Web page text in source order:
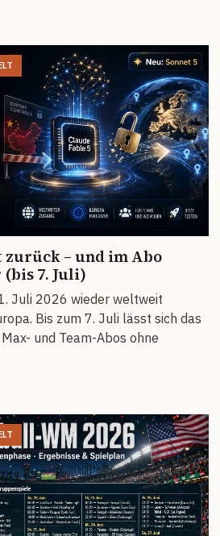
zurück – und im Abo
7. Juli)
Juli 2026 wieder weltweit
Bis zum 7. Juli lässt sich das
und Team-Abos ohne